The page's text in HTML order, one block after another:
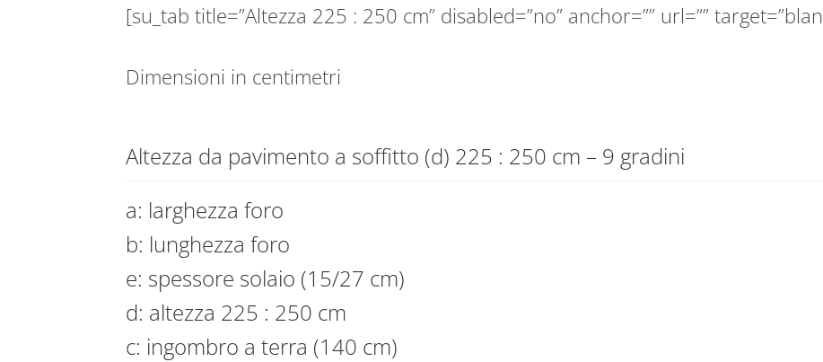
[su_tab title=”Altezza 225 : 250 cm” disabled=”no” anchor=”” url=””
Dimensioni in centimetri
Altezza da pavimento a soffitto (d) 225 : 250 cm – 9 gradini
a: larghezza foro
b: lunghezza foro
e: spessore solaio (15/27 cm)
d: altezza 225 : 250 cm
c: ingombro a terra (140 cm)